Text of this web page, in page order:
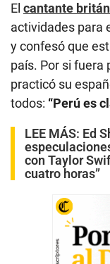
El cantante
actividades para
y confesó que
país. Por si fuera
practicó su
todos: “Perú es
LEE MÁS: Ed
con Taylor
cuatro horas”